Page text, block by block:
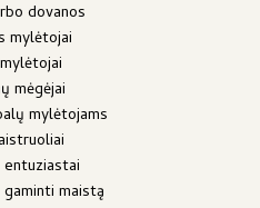
dovanos
mylėtojai
mėgėjai
mylėtojams
entuziastai
maistą